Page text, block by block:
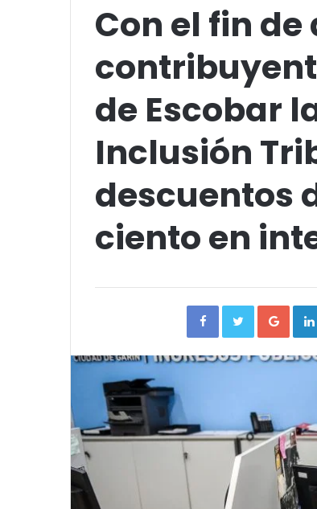
Con el fin
de Escobar
Inclusión
descuentos
ciento en
FacebookTwitter